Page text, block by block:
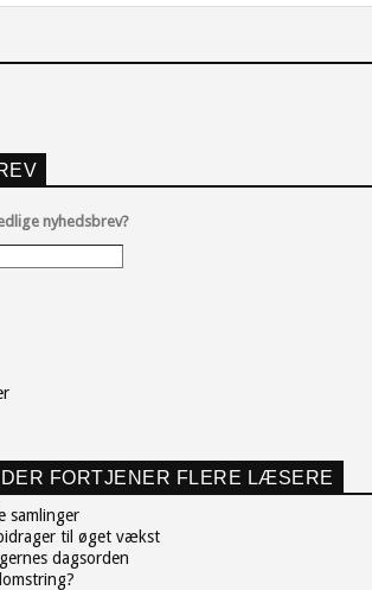
nyhedsbrev?
FORTJENER FLERE LÆSERE
samlinger
til øget vækst
dagsorden